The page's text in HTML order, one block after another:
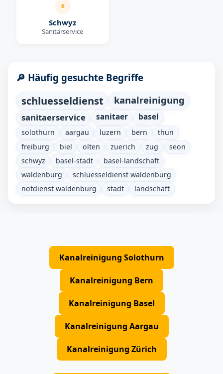
Schwyz
Sanitärservice
🔎 Häufig gesuchte Begriffe
schluesseldienst kanalreinigung
sanitaerservice sanitaer basel
solothurn aargau luzern bern
thun
freiburg
biel olten zuerich zug
seon
schwyz
basel-stadt
basel-landschaft
waldenburg
schluesseldienst waldenburg
notdienst waldenburg
stadt landschaft
Kanalreinigung Solothurn
Kanalreinigung Bern
Kanalreinigung Basel
Kanalreinigung Aargau
Kanalreinigung Zürich